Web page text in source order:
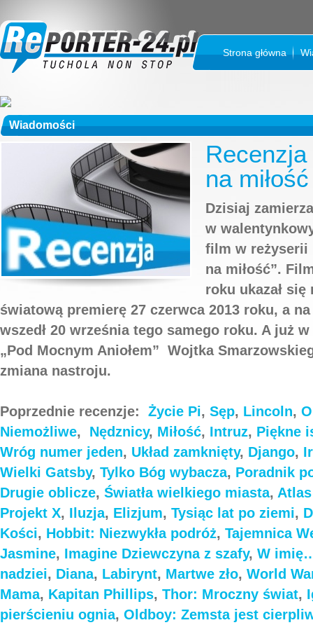
Strona główna
Wiadomości
na miłość
Dzisiaj
w
film w reżyserii
na miłość”.
roku ukazał się
światową premierę 27 czerwca 2013 roku, a
wszedł 20 września tego samego roku. A już
„Pod Mocnym Aniołem” Wojtka
zmiana nastroju.
Poprzednie recenzje: Życie Pi, Sęp, Lincoln,
Niemożliwe, Nędznicy, Miłość, Intruz, Piękne
Wróg numer jeden, Układ zamknięty, Django,
Wielki Gatsby, Tylko Bóg wybacza, Poradnik
Drugie oblicze, Światła wielkiego miasta,
Projekt X, Iluzja, Elizjum, Tysiąc lat po ziemi,
Kości, Hobbit: Niezwykła podróż, Tajemnica
Jasmine, Imagine Dziewczyna z szafy, W
nadziei, Diana, Labirynt, Martwe zło, World
Mama, Kapitan Phillips, Thor: Mroczny świat,
pierścieniu ognia, Oldboy: Zemsta jest